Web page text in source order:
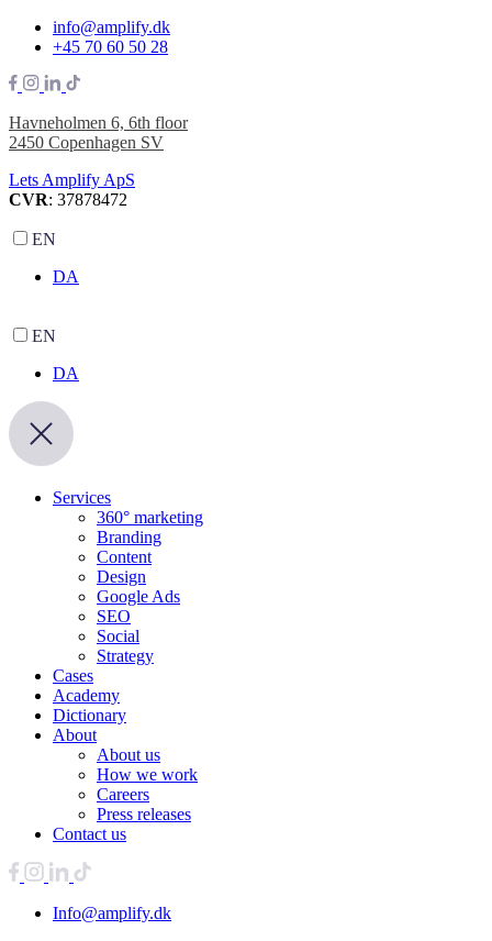
info@amplify.dk
+45 70 60 50 28
Havneholmen 6, 6th floor
2450 Copenhagen SV
Lets Amplify ApS
CVR: 37878472
EN
DA
EN
DA
Services
360° marketing
Branding
Content
Design
Google Ads
SEO
Social
Strategy
Cases
Academy
Dictionary
About
About us
How we work
Careers
Press releases
Contact us
Info@amplify.dk